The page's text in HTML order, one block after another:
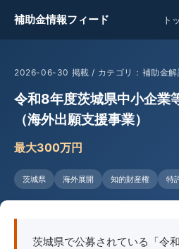
補助金情報フィード ト
2026-06-30 掲載 / カテゴリ：補助金解
令和8年度茨城県中小企業
（海外出願支援事業）
最大300万円
茨城県 海外展開 知的財産権 特
茨城県で公募されている「令